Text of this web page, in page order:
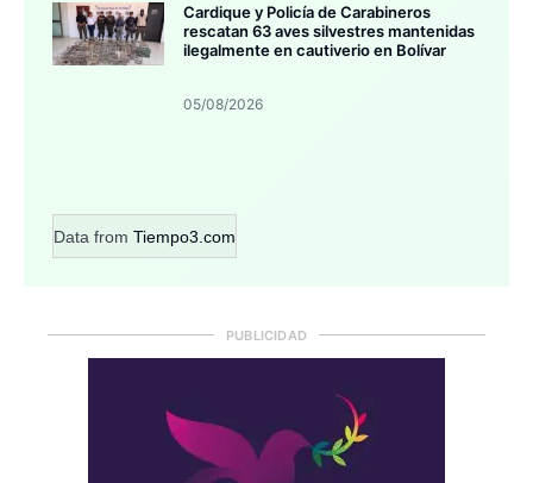
Cardique y Policía de Carabineros
rescatan 63 aves silvestres mantenidas
ilegalmente en cautiverio en Bolívar
05/08/2026
Data from Tiempo3.com
PUBLICIDAD